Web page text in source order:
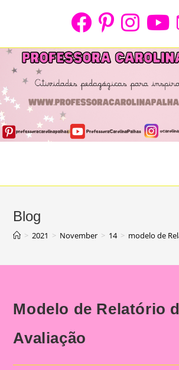
Blog
> 2021 > November > 14 > modelo de
Modelo de Relatório
Avaliação